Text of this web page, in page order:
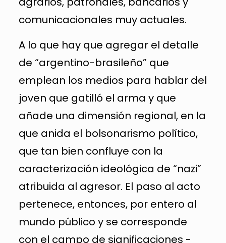
comunicacionales muy actuales.
A lo que hay que agregar el detalle
de “argentino-brasileño” que
emplean los medios para hablar del
joven que gatilló el arma y que
añade una dimensión regional, en la
que anida el bolsonarismo político,
que tan bien confluye con la
caracterización ideológica de “nazi”
atribuida al agresor. El paso al acto
pertenece, entonces, por entero al
mundo público y se corresponde
con el campo de significaciones -